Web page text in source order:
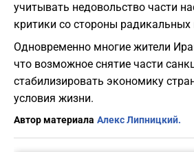
учитывать недовольство части
критики со стороны радикальных
Одновременно многие жители
что возможное снятие части
стабилизировать экономику
условия жизни.
Автор материала Алекс Липницкий.